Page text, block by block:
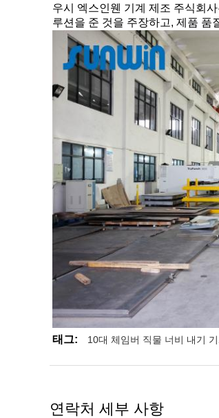
우시 엑스인웬 기계 제조 주식회
루션을 준 것을 주장하고, 제품 품
태그: 10대 체임버 직물 너비 내기 기
연락처 세부 사항